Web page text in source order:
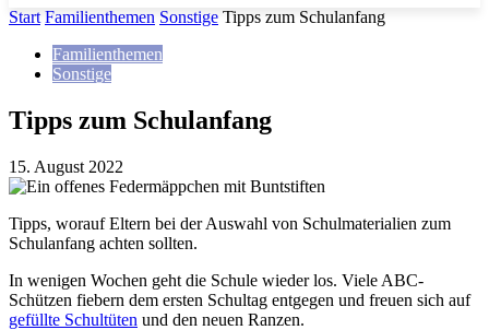
Start Familienthemen Sonstige Tipps zum Schulanfang
Familienthemen
Sonstige
Tipps zum Schulanfang
15. August 2022
Tipps, worauf Eltern bei der Auswahl von Schulmaterialien zum
Schulanfang achten sollten.
In wenigen Wochen geht die Schule wieder los. Viele ABC-
Schützen fiebern dem ersten Schultag entgegen und freuen sich auf
gefüllte Schultüten und den neuen Ranzen.